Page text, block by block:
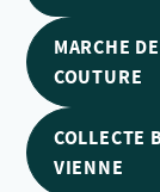
MARCHE
COUTURE
COLLECTE
VIENNE